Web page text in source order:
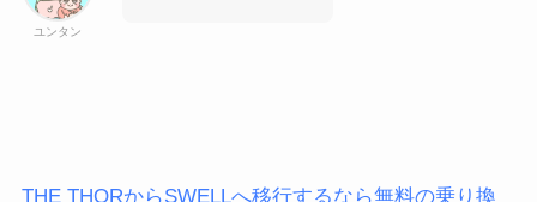
ユンタン
THE THORからSWELLへ移行するなら無料の乗り換